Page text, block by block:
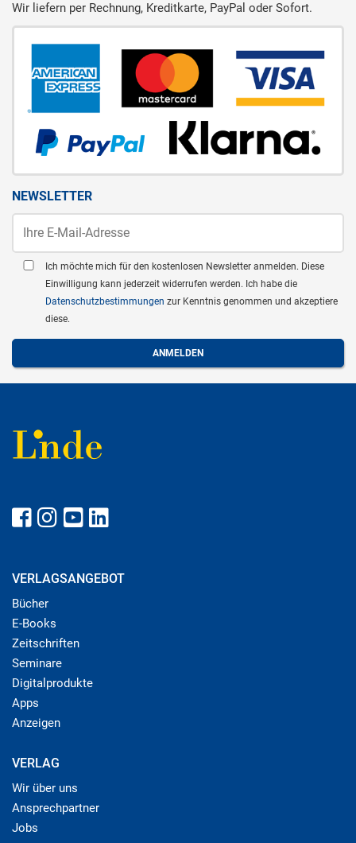
Wir liefern per Rechnung, Kreditkarte, PayPal oder Sofort.
NEWSLETTER
Ich möchte mich für den kostenlosen Newsletter anmelden. Diese
Einwilligung kann jederzeit widerrufen werden. Ich habe die
Datenschutzbestimmungen zur Kenntnis genommen und akzeptiere
diese.
VERLAGSANGEBOT
Bücher
E-Books
Zeitschriften
Seminare
Digitalprodukte
Apps
Anzeigen
VERLAG
Wir über uns
Ansprechpartner
Jobs